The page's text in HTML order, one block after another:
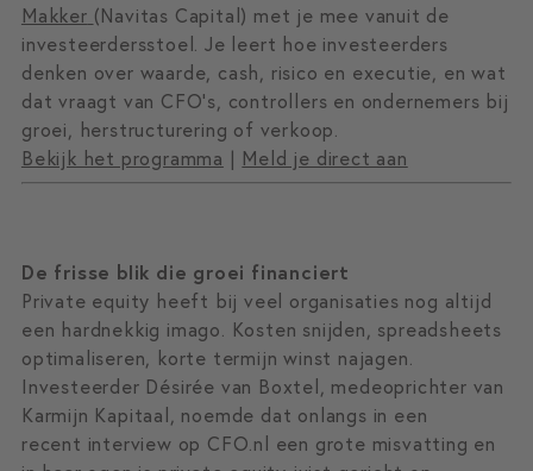
Makker (Navitas Capital) met je mee vanuit de
investeerdersstoel. Je leert hoe investeerders
denken over waarde, cash, risico en executie, en wat
dat vraagt van CFO’s, controllers en ondernemers bij
groei, herstructurering of verkoop.
Bekijk het programma | Meld je direct aan
De frisse blik die groei financiert
Private equity heeft bij veel organisaties nog altijd
een hardnekkig imago. Kosten snijden, spreadsheets
optimaliseren, korte termijn winst najagen.
Investeerder Désirée van Boxtel, medeoprichter van
Karmijn Kapitaal, noemde dat onlangs in een
recent interview op CFO.nl een grote misvatting en